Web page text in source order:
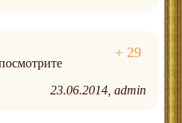
23.06.2014 admin